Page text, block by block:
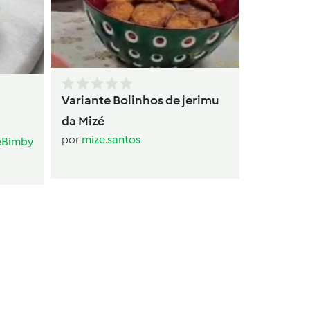
Variante Bolinhos de jerimu
da Mizé
por mize.santos